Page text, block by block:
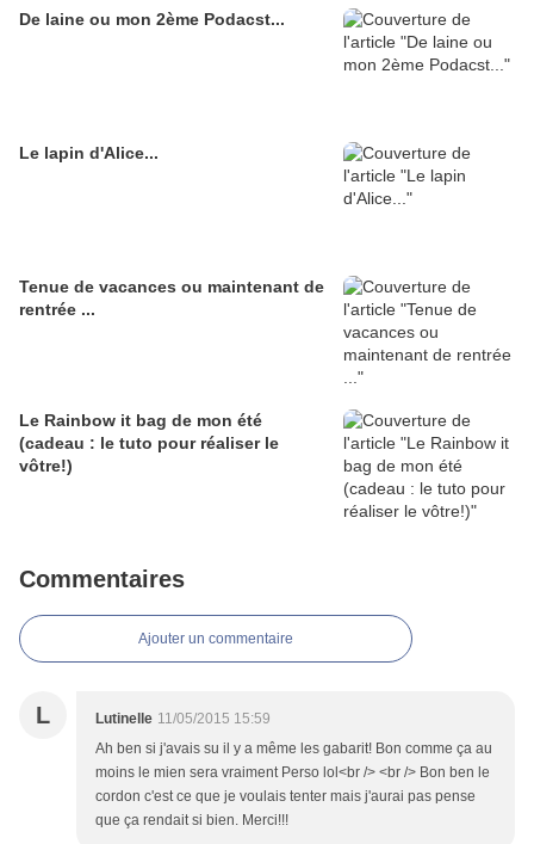
De laine ou mon 2ème Podacst...
Le lapin d'Alice...
Tenue de vacances ou maintenant de
rentrée ...
Le Rainbow it bag de mon été
(cadeau : le tuto pour réaliser le
vôtre!)
Commentaires
Ajouter un commentaire
L Lutinelle 11/05/2015 15:59
Ah ben si j'avais su il y a même les gabarit! Bon comme ça au
moins le mien sera vraiment Perso lol<br /> <br /> Bon ben le
cordon c'est ce que je voulais tenter mais j'aurai pas pense
que ça rendait si bien. Merci!!!